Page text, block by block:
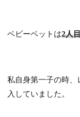
ベビーベットは2人
私自身第一子の時、
入していました。